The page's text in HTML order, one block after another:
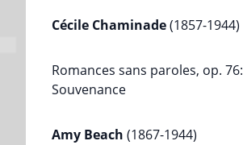
Cécile Chaminade(1857-1944)
Romances sans paroles, op. 76:
Souvenance
Amy Beach (1867-1944)